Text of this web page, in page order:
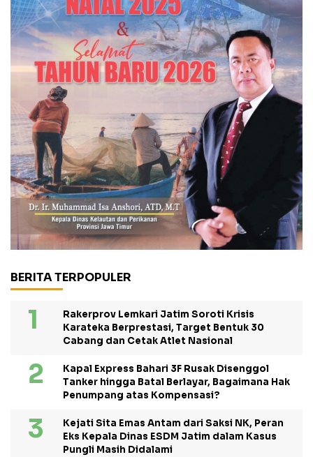
BERITA TERPOPULER
Rakerprov Lemkari Jatim Soroti Krisis
Karateka Berprestasi, Target Bentuk 30
Cabang dan Cetak Atlet Nasional
Kapal Express Bahari 3F Rusak Disenggol
Tanker hingga Batal Berlayar, Bagaimana Hak
Penumpang atas Kompensasi?
Kejati Sita Emas Antam dari Saksi NK, Peran
Eks Kepala Dinas ESDM Jatim dalam Kasus
Pungli Masih Didalami